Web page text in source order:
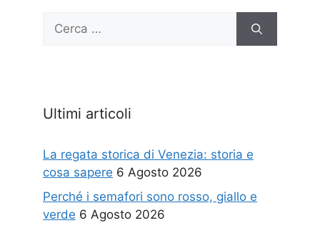
Ricerca
Ultimi articoli
La regata storica di Venezia: storia e
cosa sapere 6 Agosto 2026
Perché i semafori sono rosso, giallo e
verde 6 Agosto 2026